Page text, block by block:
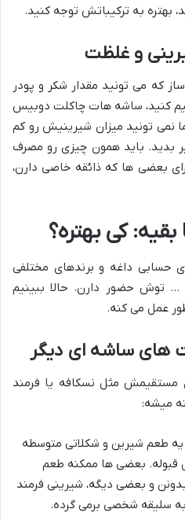
بهتره به ترکیباتش توجه کنید.
و غلظت
که می تونید مقدار شکر و پودر
کنید، ساشه هات چاکلت دوبیس
تونید میزان شیرینیش رو کم
بدید. باید همون چیزی رو مصرف
بعضی ها که ذائقه خاصی دارن،
کی بهتره؟
حسابی داغه و برندهای مختلفی
و … توش حضور دارن. حالا ببینیم
عمل می کنه.
های ساشه ای دیگر
مستقیمش مثل نسکافه یا فرمند
میشه:
طعم شیرین و شکلاتی متوسطه
قبوله. بعضی ها ممکنه طعم
و بعضی دیگه، شیرینی فرمند
سلیقه شخصی برمی گرده.